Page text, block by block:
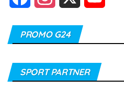
c
b
s
a u
PROMO G24
SPORT PARTNER